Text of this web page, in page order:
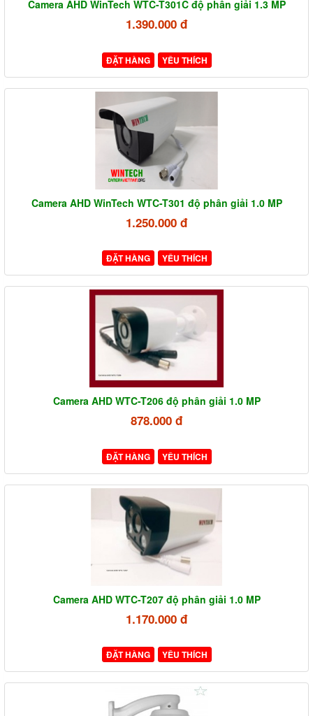
Camera AHD WinTech WTC-T301C độ phân giải 1.3 MP
1.390.000 đ
ĐẶT HÀNG YÊU THÍCH
Camera AHD WinTech WTC-T301 độ phân giải 1.0 MP
1.250.000 đ
ĐẶT HÀNG YÊU THÍCH
Camera AHD WTC-T206 độ phân giải 1.0 MP
878.000 đ
ĐẶT HÀNG YÊU THÍCH
Camera AHD WTC-T207 độ phân giải 1.0 MP
1.170.000 đ
ĐẶT HÀNG YÊU THÍCH